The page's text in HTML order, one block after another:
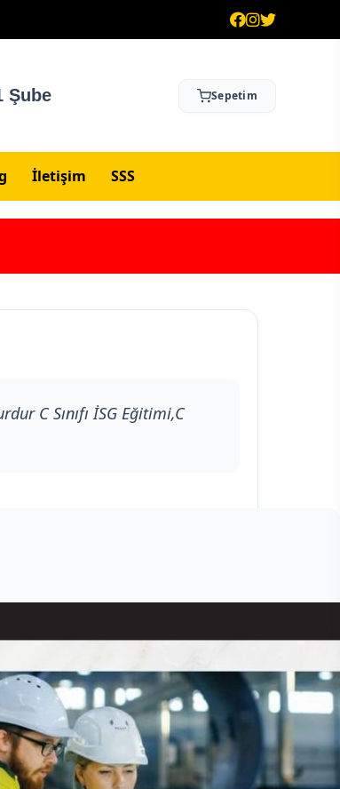
Şube Sepetim
İletişim SSS
C Sınıfı İSG Eğitimi,C